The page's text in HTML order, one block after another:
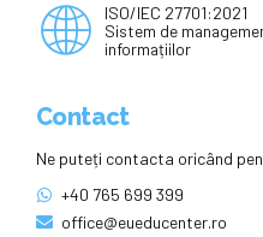
ISO/IEC 27701:2021
Sistem de
informațiilor
Contact
Ne puteți contacta oricând
+40 765 699 399
office@eueducenter.ro